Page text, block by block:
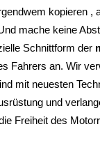
mache keine
Schnittform der
Fahrers an. Wir
mit neuesten
und
Freiheit des